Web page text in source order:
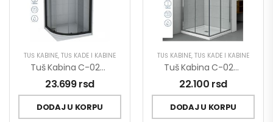
TUŠ KABINE, TUŠ KADE I KABINE
Tuš Kabina C-02-B4800 Concept Atlas Black R80x195cm
23.699rsd
DODAJ U KORPU
TUŠ KABINE, TUŠ KADE I KABINE
Tuš Kabina C-02-4810 Concept Atlas 80x80x195cm
22.100 rsd
DODAJ U KORPU